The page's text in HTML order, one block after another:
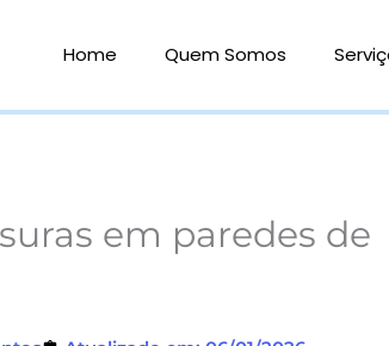
Home Quem Somos
em paredes de